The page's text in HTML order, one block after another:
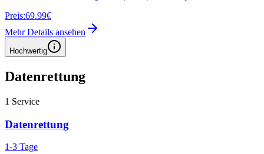
Preis:69.99€
Mehr Details ansehen
Hochwertig
Datenrettung
1 Service
Datenrettung
1-3 Tage